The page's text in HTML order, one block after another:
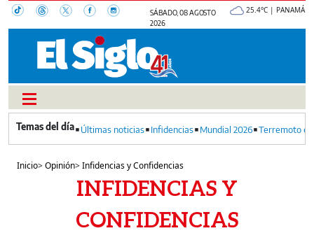
SÁBADO, 08 AGOSTO
2026
25.4°C | PANAMÁ
Últimas noticias Infidencias Mundial 2026 Terremoto
Inicio>Opinión>Infidencias y Confidencias
INFIDENCIAS Y
CONFIDENCIAS